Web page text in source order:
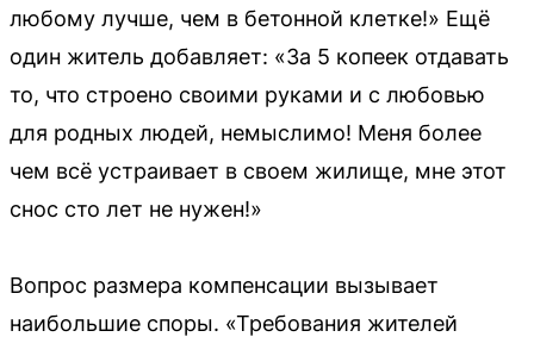
любому лучше, чем в бетонной клетке!» Ещё
один житель добавляет: «За 5 копеек отдавать
то, что строено своими руками и с любовью
для родных людей, немыслимо! Меня более
чем всё устраивает в своем жилище, мне этот
снос сто лет не нужен!»
Вопрос размера компенсации вызывает
наибольшие споры. «Требования жителей